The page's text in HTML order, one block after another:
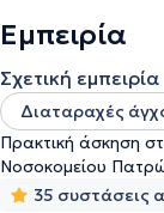
και το σχεδιασμό
Παπαδοπούλου
Εμπειρία
Σχετική εμπειρία
Διαταραχές
Πρακτική άσκηση
Νοσοκομείου
35 συστάσεις